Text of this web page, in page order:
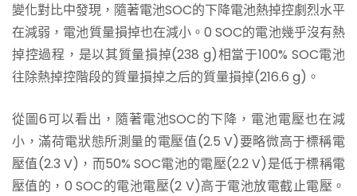
變化對比中發現，隨著電池SOC的下降電池熱掉控劇烈水平
在減弱，電池質量損掉也在減小。0 SOC的電池幾乎沒有熱
掉控過程，是以其質量損掉(238 g)相當于100% SOC電池
往除熱掉控階段的質量損掉之后的質量損掉(216.6 g)。
從圖6可以看出，隨著電池SOC的下降，電池電壓也在減
小，滿荷電狀態所測量的電壓值(2.5 V)要略微高于標稱電
壓值(2.3 V)，而50% SOC電池的電壓(2.2 V)是低于標稱電
壓值的，0 SOC的電池電壓(2 V)高于電池放電截止電壓。